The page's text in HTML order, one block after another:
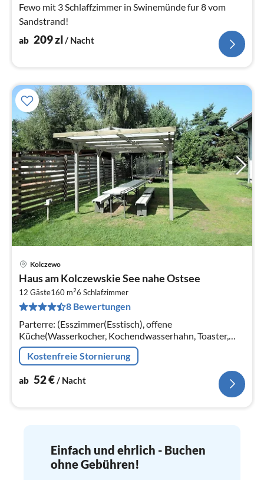
Fewo mit 3 Schlaffzimmer in Swinemünde fur 8 vom
Sandstrand!
ab 209zl/ Nacht
Kolczewo
Haus am Kolczewskie See nahe Ostsee
12 Gäste160 m26 Schlafzimmer
8 Bewertungen
Parterre: (Esszimmer(Esstisch), offene
Küche(Wasserkocher, Kochendwasserhahn, Toaster,
Kochherd(4 Kochplatten, elektrisch)
Kostenfreie Stornierung
ab 52€/ Nacht
Einfach und ehrlich - Buchen
ohne Gebühren!